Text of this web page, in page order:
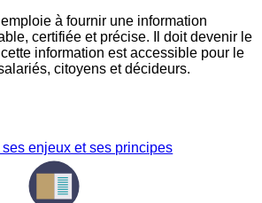
à fournir une information
certifiée et précise. Il doit devenir le
information est accessible pour le
citoyens et décideurs.
ses enjeux et ses principes